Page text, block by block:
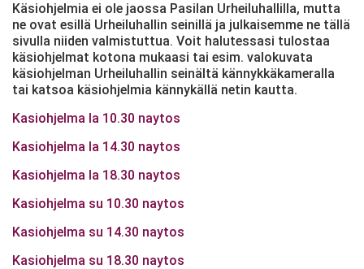
Käsiohjelmia ei ole jaossa Pasilan Urheiluhallilla, mutta
ne ovat esillä Urheiluhallin seinillä ja julkaisemme ne tällä
sivulla niiden valmistuttua. Voit halutessasi tulostaa
käsiohjelmat kotona mukaasi tai esim. valokuvata
käsiohjelman Urheiluhallin seinältä kännykkäkameralla
tai katsoa käsiohjelmia kännykällä netin kautta.
Kasiohjelma la 10.30 naytos
Kasiohjelma la 14.30 naytos
Kasiohjelma la 18.30 naytos
Kasiohjelma su 10.30 naytos
Kasiohjelma su 14.30 naytos
Kasiohjelma su 18.30 naytos